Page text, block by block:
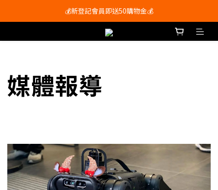
會員尊享購物滿$250即享免運費🚚
💰新登記會員即送50購物金💰
會員尊享購物滿$250即享免運費🚚
媒體報導